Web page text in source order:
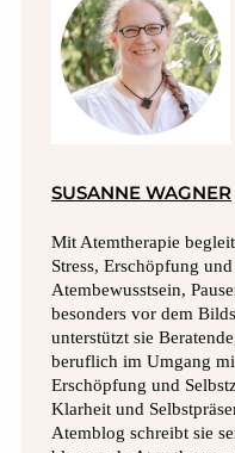
SUSANNE WAGNER
Mit Atemtherapie
Stress, Erschöpfung
Atembewusstsein,
besonders vor dem
unterstützt sie
beruflich im Umgang
Erschöpfung und
Klarheit und
Atemblog schreibt sie